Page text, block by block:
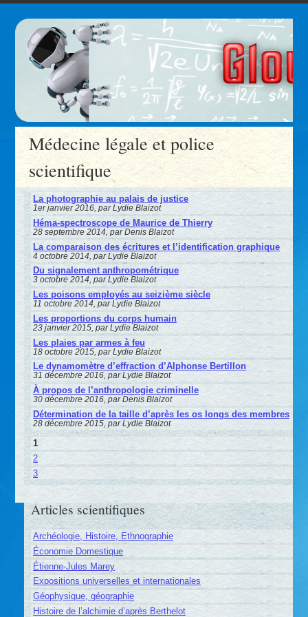
Médecine légale et police
scientifique
La photographie au palais de justice
1er janvier 2016, par Lydie Blaizot
Héma-spectroscope de Maurice de Thierry
28 septembre 2014, par Denis Blaizot
La comparaison des écritures et l’identification graphique
4 octobre 2014, par Lydie Blaizot
Du signalement anthropométrique
3 octobre 2014, par Lydie Blaizot
Les poisons employés au seizième siècle
11 octobre 2014, par Lydie Blaizot
Les proportions du corps humain
23 janvier 2015, par Lydie Blaizot
Les plaies par armes à feu
18 octobre 2015, par Lydie Blaizot
Le dynamomètre d’effraction d’Alphonse Bertillon
31 décembre 2016, par Lydie Blaizot
À propos de l’anthropologie criminelle
30 décembre 2016, par Denis Blaizot
Détermination de la taille d’après les os longs des membres
28 décembre 2015, par Lydie Blaizot
1
2
3
Articles scientifiques
Archéologie, Histoire, Ethnographie
Économie Domestique
Étienne-Jules Marey
Expositions universelles et internationales
Géophysique, géographie
Histoire de l’alchimie d’après Berthelot